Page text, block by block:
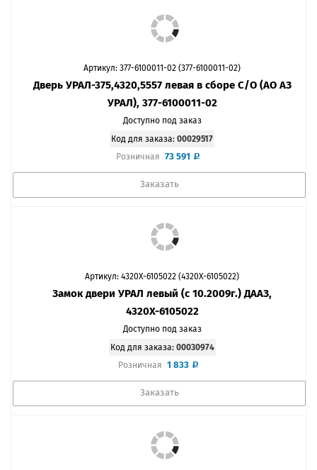
Артикул: 377-6100011-02 (377-6100011-02)
Дверь УРАЛ-375,4320,5557 левая в сборе С/О (АО АЗ
УРАЛ), 377-6100011-02
Доступно под заказ
Код для заказа: 00029517
Розничная 73 591
Заказать
Артикул: 4320Х-6105022 (4320Х-6105022)
Замок двери УРАЛ левый (с 10.2009г.) ДААЗ,
4320Х-6105022
Доступно под заказ
Код для заказа: 00030974
Розничная 1 833
Заказать